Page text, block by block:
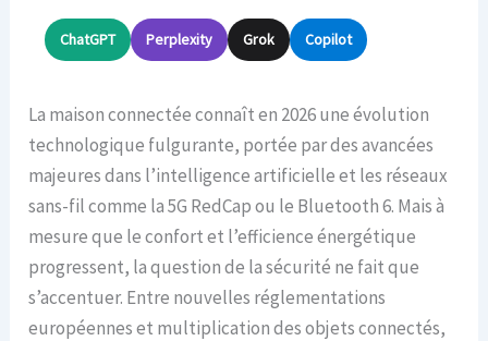
ChatGPT Perplexity Grok Copilot
La maison connectée connaît en 2026 une évolution
technologique fulgurante, portée par des avancées
majeures dans l’intelligence artificielle et les réseaux
sans-fil comme la 5G RedCap ou le Bluetooth 6. Mais à
mesure que le confort et l’efficience énergétique
progressent, la question de la sécurité ne fait que
s’accentuer. Entre nouvelles réglementations
européennes et multiplication des objets connectés,